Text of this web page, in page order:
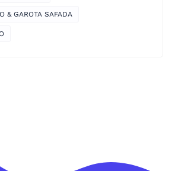
& GAROTA SAFADA